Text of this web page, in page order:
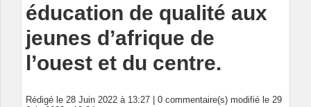
éducation de qualité aux
jeunes d’afrique de
l’ouest et du centre.
Rédigé le 28 Juin 2022 à 13:27 | 0 commentaire(s) modifié le 29